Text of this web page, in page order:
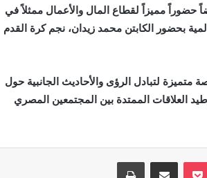
مميزاً لقطاع المال والأعمال ممثلاً في
بحضور الكابتن محمد زيدان، نجم كرة القدم
لتبادل الرؤى والأحاديث الجانبية حول
العلاقات الممتدة بين المجتمعين المصري
بوكيت مشاركة عبر البريد طباعة